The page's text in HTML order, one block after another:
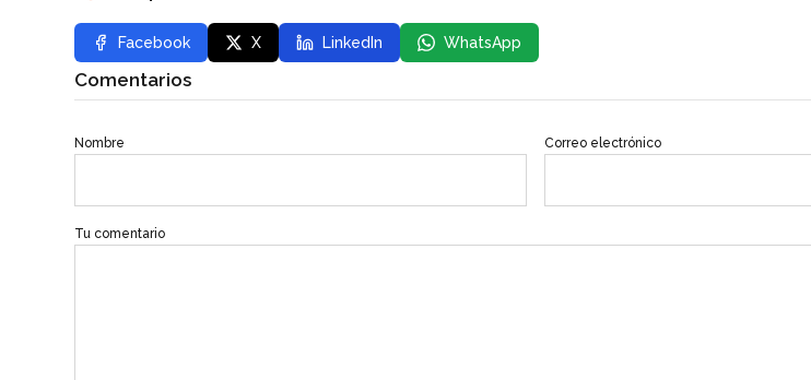
Facebook X LinkedIn WhatsApp
Comentarios
Nombre Correo electrónico
Tu comentario